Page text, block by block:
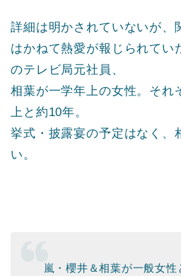
詳細は明かされていないが、
はかねて熱愛が報じられてい
のテレビ局元社員、
相葉が一学年上の女性。それ
上と約10年。
挙式・披露宴の予定はなく、
い。
嵐・櫻井＆相葉が一般女